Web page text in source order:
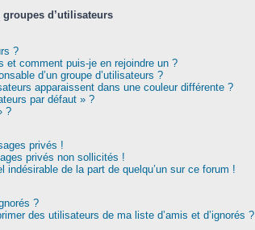
d’utilisateurs
?
et comment puis-je en rejoindre un ?
d’un groupe d’utilisateurs ?
apparaissent dans une couleur différente ?
par défaut » ?
?
privés !
privés non sollicités !
indésirable de la part de quelqu’un sur ce forum !
?
des utilisateurs de ma liste d’amis et d’ignorés ?